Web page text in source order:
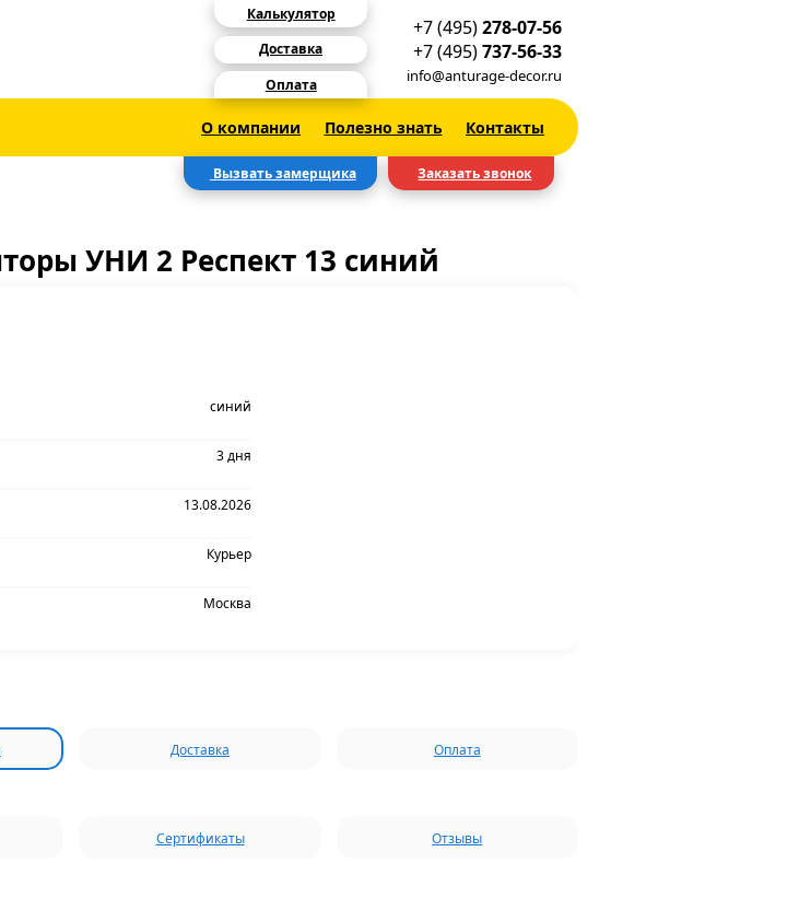
Калькулятор
Доставка
Оплата
+7 (495)278-07-56
+7 (495)737-56-33
info@anturage-decor.ru
О компании Полезно знать Контакты
Вызвать замерщика Заказать звонок
УНИ 2 Респект 13 синий
синий
3 дня
13.08.2026
Курьер
Москва
Доставка Оплата
Сертификаты Отзывы